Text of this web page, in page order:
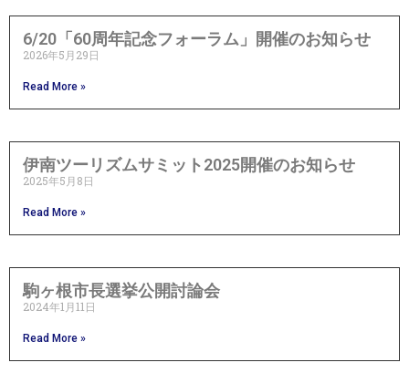
6/20「60周年記念フォーラム」開催のお知らせ
2026年5月29日
Read More »
伊南ツーリズムサミット2025開催のお知らせ
2025年5月8日
Read More »
駒ヶ根市長選挙公開討論会
2024年1月11日
Read More »